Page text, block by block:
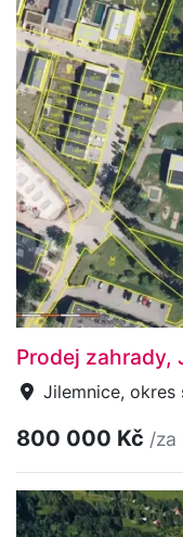
Prodej zahrady,
Jilemnice, okres
800 000 Kč /za